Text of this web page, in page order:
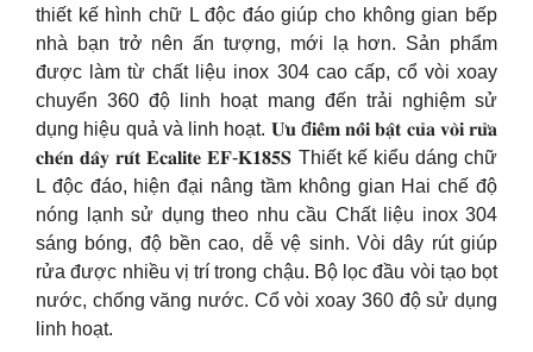
thiết kế hình chữ L độc đáo giúp cho không gian bếp
nhà bạn trở nên ấn tượng, mới lạ hơn. Sản phẩm
được làm từ chất liệu inox 304 cao cấp, cổ vòi xoay
chuyển 360 độ linh hoạt mang đến trải nghiệm sử
dụng hiệu quả và linh hoạt. 𝐔̛𝐮 đ𝐢𝐞̂̉𝐦 𝐧𝐨̂̉𝐢 𝐛𝐚̣̂𝐭 𝐜𝐮̉𝐚 𝐯𝐨̀𝐢 𝐫𝐮̛̉𝐚
𝐜𝐡𝐞́𝐧 𝐝𝐚̂𝐲 𝐫𝐮́𝐭 𝐄𝐜𝐚𝐥𝐢𝐭𝐞 𝐄𝐅-𝐊𝟏𝟖𝟓𝐒 Thiết kế kiểu dáng chữ
L độc đáo, hiện đại nâng tầm không gian Hai chế độ
nóng lạnh sử dụng theo nhu cầu Chất liệu inox 304
sáng bóng, độ bền cao, dễ vệ sinh. Vòi dây rút giúp
rửa được nhiều vị trí trong chậu. Bộ lọc đầu vòi tạo bọt
nước, chống văng nước. Cổ vòi xoay 360 độ sử dụng
linh hoạt.